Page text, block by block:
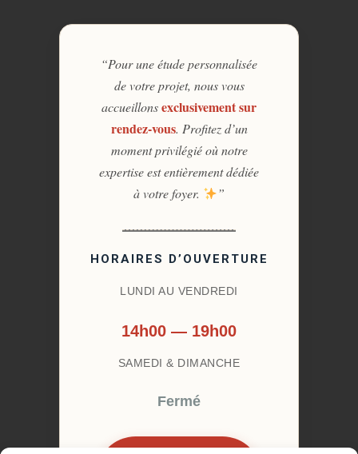
“Pour une étude personnalisée
de votre projet, nous vous
accueillonsexclusivement sur
rendez-vous. Profitez d’un
moment privilégié où notre
expertise est entièrement dédiée
à votre foyer.
”
HORAIRES D’OUVERTURE
LUNDI AU VENDREDI
14h00 — 19h00
SAMEDI & DIMANCHE
Fermé